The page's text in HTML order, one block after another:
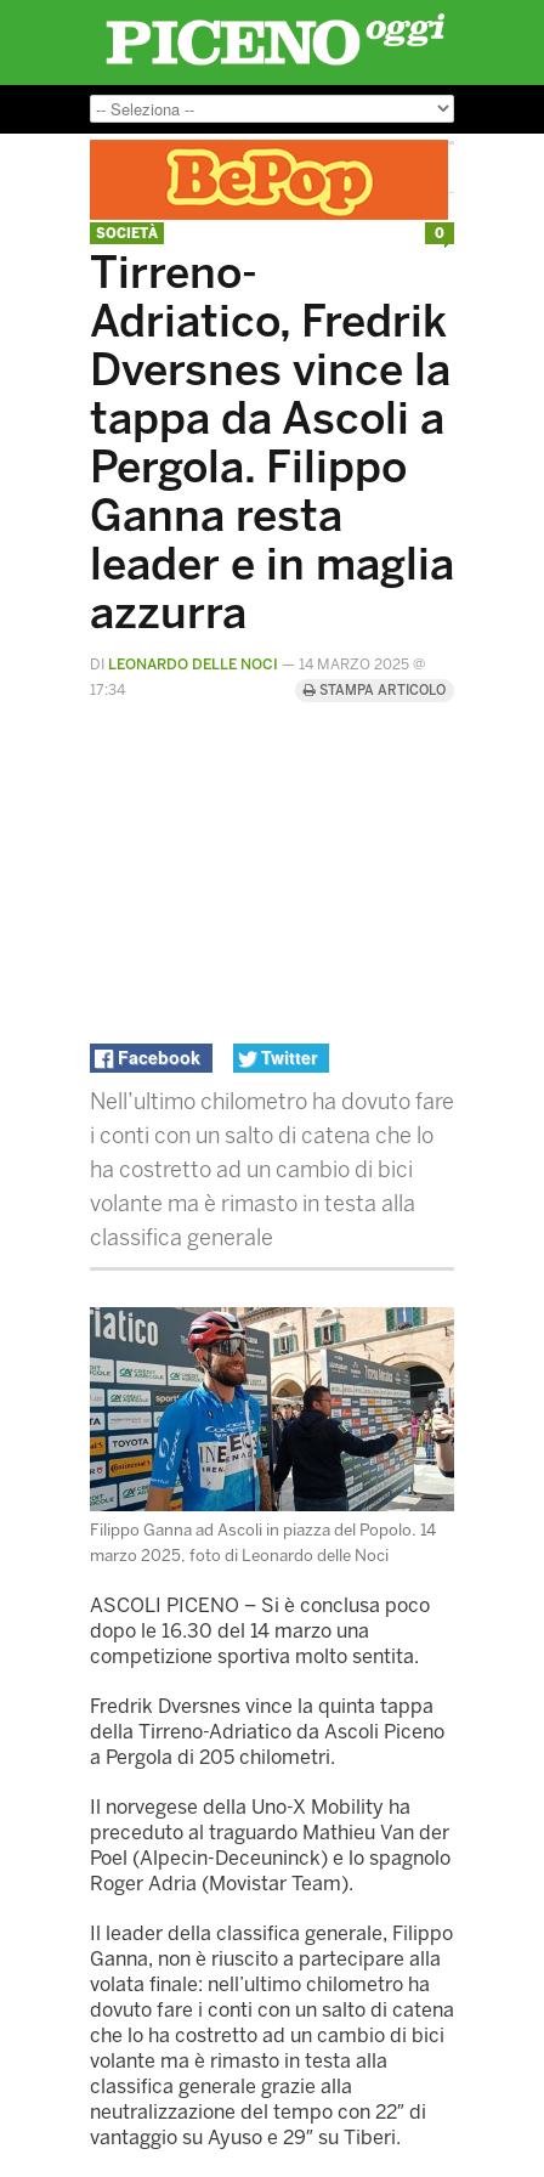
SOCIETÀ
Tirreno-
Adriatico, Fredrik
Dversnes vince la
tappa da Ascoli a
Pergola. Filippo
Ganna resta
leader e in maglia
azzurra
DI LEONARDO DELLE NOCI — 14 MARZO 2025 @
17:34
STAMPA ARTICOLO
Facebook Twitter
Nell’ultimo chilometro ha dovuto fare
i conti con un salto di catena che lo
ha costretto ad un cambio di bici
volante ma è rimasto in testa alla
classifica generale
Filippo Ganna ad Ascoli in piazza del Popolo. 14
marzo 2025, foto di Leonardo delle Noci
ASCOLI PICENO – Si è conclusa poco
dopo le 16.30 del 14 marzo una
competizione sportiva molto sentita.
Fredrik Dversnes vince la quinta tappa
della Tirreno-Adriatico da Ascoli Piceno
a Pergola di 205 chilometri.
Il norvegese della Uno-X Mobility ha
preceduto al traguardo Mathieu Van der
Poel (Alpecin-Deceuninck) e lo spagnolo
Roger Adria (Movistar Team).
Il leader della classifica generale, Filippo
Ganna, non è riuscito a partecipare alla
volata finale: nell’ultimo chilometro ha
dovuto fare i conti con un salto di catena
che lo ha costretto ad un cambio di bici
volante ma è rimasto in testa alla
classifica generale grazie alla
neutralizzazione del tempo con 22″ di
vantaggio su Ayuso e 29″ su Tiberi.
0